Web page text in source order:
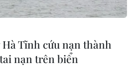
hoạt
quyền nhân
Tĩnh cứu nạn thành
nạn trên biển